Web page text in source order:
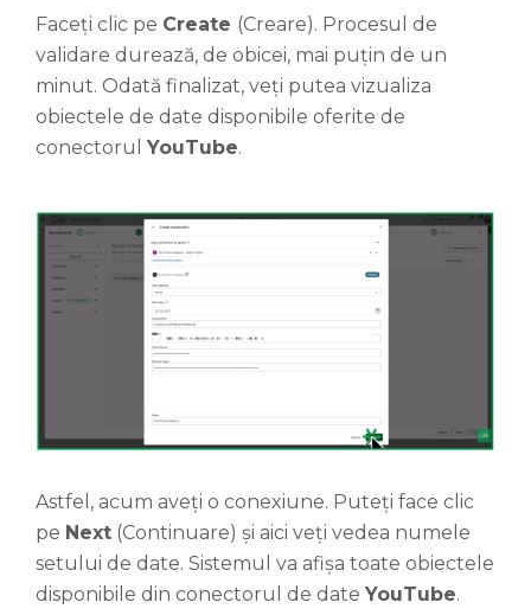
Faceți clic pe Create (Creare). Procesul de
validare durează, de obicei, mai puțin de un
minut. Odată finalizat, veți putea vizualiza
obiectele de date disponibile oferite de
conectorul YouTube.
Astfel, acum aveți o conexiune. Puteți face clic
pe Next (Continuare) și aici veți vedea numele
setului de date. Sistemul va afișa toate obiectele
disponibile din conectorul de date YouTube.